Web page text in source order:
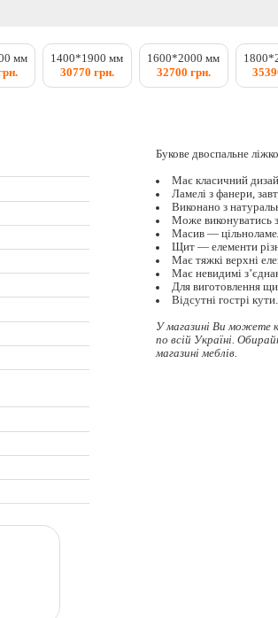
мм
1400*1900 мм
30770 грн.
1600*2000 мм
32700 грн.
Букове двоспальне
Має класичний
Ламелі з фанери,
Виконано з
Може виконуватись
Масив —
Щит — елементи
Має тяжкі верхні
Має невидимі
Для виготовлення
Відсутні гострі кути.
У магазині Ви можете
по всій Україні.
магазині меблів.